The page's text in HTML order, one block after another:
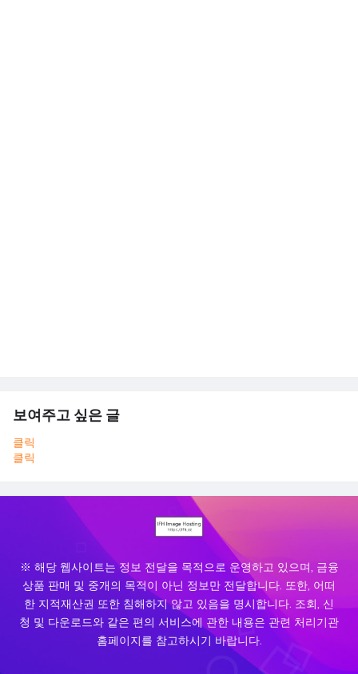
보여주고 싶은 글
클릭
클릭
※ 해당 웹사이트는 정보 전달을 목적으로 운영하고 있으며, 금융
상품 판매 및 중개의 목적이 아닌 정보만 전달합니다. 또한, 어떠
한 지적재산권 또한 침해하지 않고 있음을 명시합니다. 조회, 신
청 및 다운로드와 같은 편의 서비스에 관한 내용은 관련 처리기관
홈페이지를 참고하시기 바랍니다.